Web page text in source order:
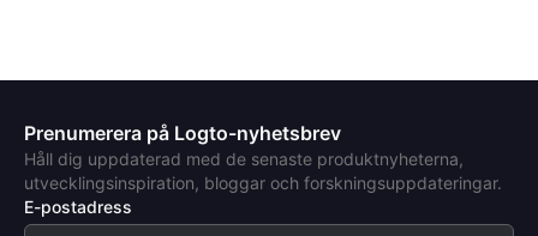
Prenumerera på Logto-nyhetsbrev
Håll dig uppdaterad med de senaste produktnyheterna,
utvecklingsinspiration, bloggar och forskningsuppdateringar.
E-postadress